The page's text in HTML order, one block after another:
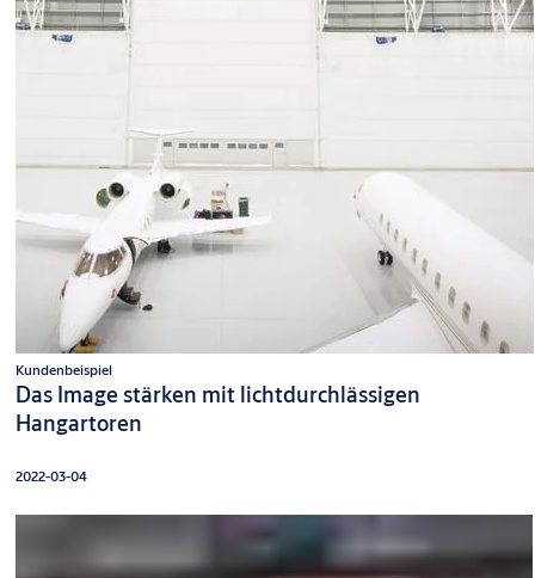
Kundenbeispiel
Das Image stärken mit lichtdurchlässigen
Hangartoren
2022-03-04